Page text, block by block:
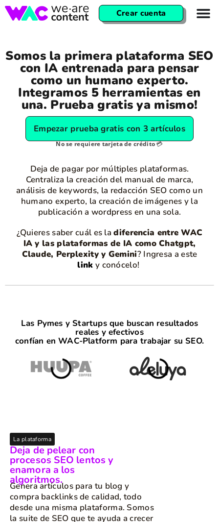
Crear cuenta
Somos la primera plataforma SEO
con IA entrenada para pensar
como un humano experto.
Integramos 5 herramientas en
una. Prueba gratis ya mismo!
Empezar prueba gratis con 3 artículos
No se requiere tarjeta de crédito💳
Deja de pagar por múltiples plataformas.
Centraliza la creación del manual de marca,
análisis de keywords, la redacción SEO como un
humano experto, la creación de imágenes y la
publicación a wordpress en una sola.
¿Quieres saber cuál es ladiferencia entre WAC
IA y las plataformas de IA como Chatgpt,
Claude, Perplexity y Gemini? Ingresa a este
link y conócelo!
Las Pymes y Startups que buscan resultados
reales y efectivos
confían en WAC-Platform para trabajar su SEO.
La plataforma
Deja de pelear con
procesos SEO lentos y
enamora a los
algoritmos.
Genera artículos para tu blog y
compra backlinks de calidad, todo
desde una misma plataforma. Somos
la suite de SEO que te ayuda a crecer